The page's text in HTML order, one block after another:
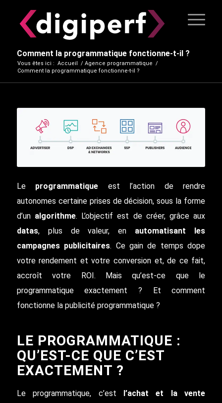
Comment la programmatique fonctionne-t-il ?
Vous êtes ici : Accueil / Agence programmatique /
Comment la programmatique fonctionne-t-il ?
Le programmatique est l’action de rendre
autonomes certaine prises de décision, sous la forme
d’un algorithme. L’objectif est de créer, grâce aux
datas, plus de valeur, en automatisant les
campagnes publicitaires. Ce gain de temps dope
votre rendement et votre conversion et, de ce fait,
accroît votre ROI. Mais qu’est-ce que le
programmatique exactement ? Et comment
fonctionne la publicité programmatique ?
LE PROGRAMMATIQUE :
QU’EST-CE QUE C’EST
EXACTEMENT ?
Le programmatique, c’est
l’achat et la vente